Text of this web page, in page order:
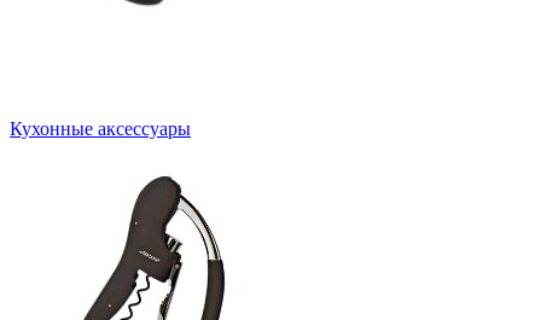
Кухонные аксессуары